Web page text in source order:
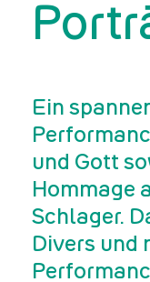
Ein
und Gott
Hommage
Schlager.
Divers und